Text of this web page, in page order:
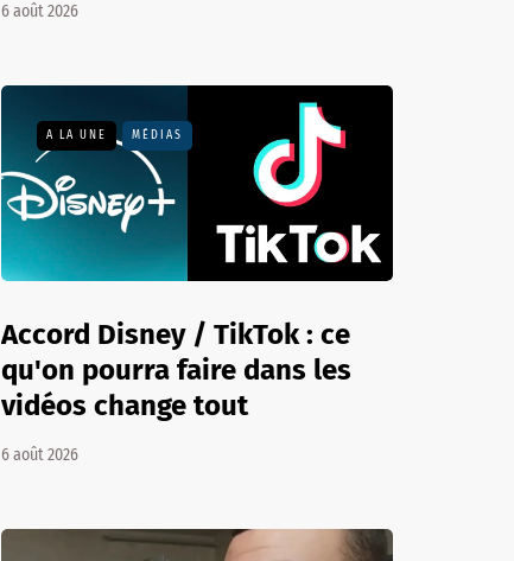
6 août 2026
A LA UNE MÉDIAS
Accord Disney / TikTok : ce
qu'on pourra faire dans les
vidéos change tout
6 août 2026